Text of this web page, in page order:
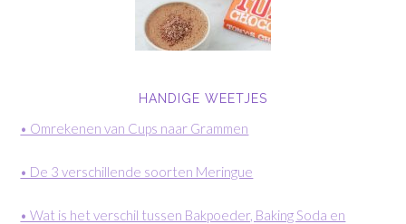
HANDIGE WEETJES
• Omrekenen van Cups naar Grammen
• De 3 verschillende soorten Meringue
• Wat is het verschil tussen Bakpoeder, Baking Soda en